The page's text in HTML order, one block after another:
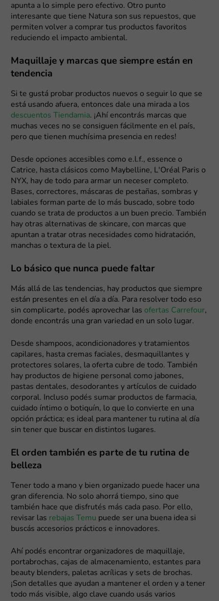
apunta a lo simple pero efectivo. Otro punto
interesante que tiene Natura son sus repuestos, que
permiten volver a comprar tus productos favoritos
reduciendo el impacto ambiental.
Maquillaje y marcas que siempre están en
tendencia
Si te gustá probar productos nuevos o seguir lo que se
está usando afuera, entonces dale una mirada a los
descuentos Tiendamia. ¡Ahí encontrás marcas que
muchas veces no se consiguen fácilmente en el país,
pero que tienen muchísima presencia en redes!
Desde opciones accesibles como e.l.f., essence o
Catrice, hasta clásicos como Maybelline, L'Oréal Paris o
NYX, hay de todo para armar un neceser completo.
Bases, correctores, máscaras de pestañas, sombras y
labiales forman parte de lo más buscado, sobre todo
cuando se trata de productos a un buen precio. También
hay otras alternativas de skincare, con marcas que
apuntan a tratar otras necesidades como hidratación,
manchas o textura de la piel.
Lo básico que nunca puede faltar
Más allá de las tendencias, hay productos que siempre
están presentes en el día a día. Para resolver todo eso
sin complicarte, podés aprovechar las ofertas Carrefour,
donde encontrás una gran variedad en un solo lugar.
Desde shampoos, acondicionadores y tratamientos
capilares, hasta cremas faciales, desmaquillantes y
protectores solares, la oferta cubre de todo. También
hay productos de higiene personal como jabones,
pastas dentales, desodorantes y artículos de cuidado
corporal. Incluso podés sumar productos de farmacia,
cuidado íntimo o botiquín, lo que lo convierte en una
opción práctica; es ideal para mantener tu rutina al día
sin tener que buscar en distintos lugares.
El orden también es parte de tu rutina de
belleza
Tener todo a mano y bien organizado puede hacer una
gran diferencia. No solo ahorrá tiempo, sino que
también hace que disfrutés más cada paso. Por ello,
revisar las rebajas Temu puede ser una buena idea si
buscás accesorios prácticos e innovadores.
Ahí podés encontrar organizadores de maquillaje,
portabrochas, cajas de almacenamiento, estantes para
beauty blenders, paletas acrílicas y sets de brochas.
¡Son detalles que ayudan a mantener el orden y a tener
todo más visible, algo clave cuando usás varios